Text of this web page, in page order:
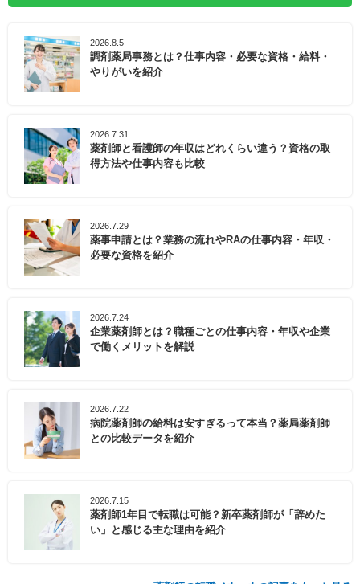
2026.8.5
調剤薬局事務とは？仕事内容・必要な資格・給料・
やりがいを紹介
2026.7.31
薬剤師と看護師の年収はどれくらい違う？資格の取
得方法や仕事内容も比較
2026.7.29
薬事申請とは？業務の流れやRAの仕事内容・年収・
必要な資格を紹介
2026.7.24
企業薬剤師とは？職種ごとの仕事内容・年収や企業
で働くメリットを解説
2026.7.22
病院薬剤師の給料は安すぎるって本当？薬局薬剤師
との比較データを紹介
2026.7.15
薬剤師1年目で転職は可能？新卒薬剤師が「辞めた
い」と感じる主な理由を紹介